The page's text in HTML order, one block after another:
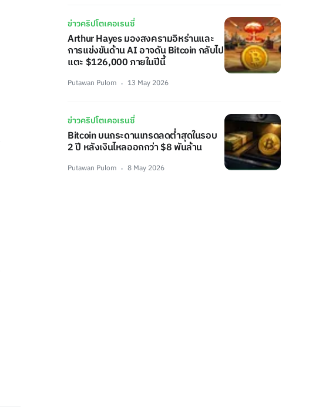
ข่าวคริปโตเคอเรนซี่
Arthur Hayes มองสงครามอิหร่านและ
การแข่งขันด้าน AI อาจดัน Bitcoin กลับไป
แตะ $126,000 ภายในปีนี้
Putawan Pulom 13 May 2026
ข่าวคริปโตเคอเรนซี่
Bitcoin บนกระดานเทรดลดต่ำสุดในรอบ
2 ปี หลังเงินไหลออกกว่า $8 พันล้าน
Putawan Pulom 8 May 2026